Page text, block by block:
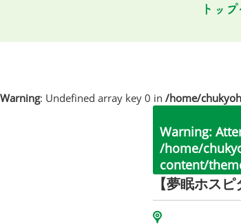
トッ
Warning: Undefined array key 0 in /home/
Warning:
/home/
content/
【夢眠ホス